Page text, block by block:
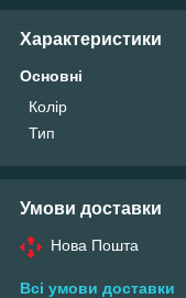
Характеристики
Основні
Колір
Тип
Умови доставки
Нова Пошта
Всі умови доставки